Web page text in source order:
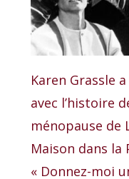
Karen Grassle
avec l’histoire
ménopause de
Maison dans la
« Donnez-moi